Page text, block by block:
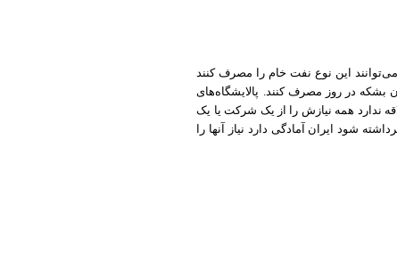
این نوع نفت خام را مصرف کنند
بشکه در روز مصرف کنند. پالایشگاه‌های
ندارد همه نیازش را از یک شرکت یا یک
شود ایران آمادگی دارد نیاز آنها را